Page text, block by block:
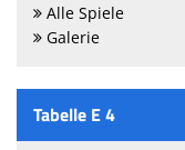
Alle Spiele
Galerie
Tabelle E 4